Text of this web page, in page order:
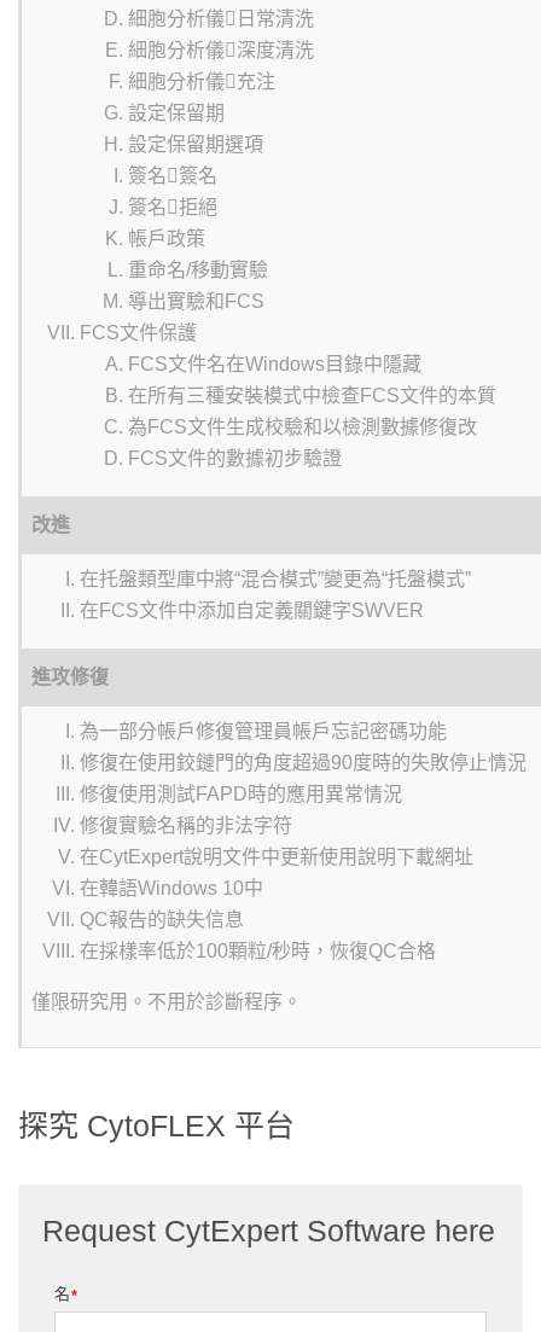
細胞分析儀日常清洗
細胞分析儀深度清洗
細胞分析儀充注
設定保留期
設定保留期選項
簽名簽名
簽名拒絕
帳戶政策
重命名/移動實驗
導出實驗和FCS
FCS文件保護
FCS文件名在Windows目錄中隱藏
在所有三種安裝模式中檢查FCS文件的本質
為FCS文件生成校驗和以檢測數據修復改
FCS文件的數據初步驗證
改進
在托盤類型庫中將“混合模式”變更為“托盤模式”
在FCS文件中添加自定義關鍵字SWVER
進攻修復
為一部分帳戶修復管理員帳戶忘記密碼功能
修復在使用鉸鏈門的角度超過90度時的失敗停止情況
修復使用測試FAPD時的應用異常情況
修復實驗名稱的非法字符
在CytExpert說明文件中更新使用說明下載網址
在韓語Windows 10中
QC報告的缺失信息
在採樣率低於100顆粒/秒時，恢復QC合格
僅限研究用。不用於診斷程序。
探究 CytoFLEX 平台
Request CytExpert Software here
*
名